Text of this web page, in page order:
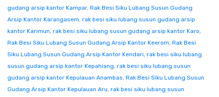
gudang arsip kantor Kampar, Rak Besi Siku Lubang Susun Gudang
Arsip Kantor Karangasem, rak besi siku lubang susun gudang arsip
kantor Karimun, rak besi siku lubang susun gudang arsip kantor Karo,
Rak Besi Siku Lubang Susun Gudang Arsip Kantor Keerom, Rak Besi
Siku Lubang Susun Gudang Arsip Kantor Kendari, rak besi siku lubang
susun gudang arsip kantor Kepahiang, rak besi siku lubang susun
gudang arsip kantor Kepulauan Anambas, Rak Besi Siku Lubang Susun
Gudang Arsip Kantor Kepulauan Aru, rak besi siku lubang susun